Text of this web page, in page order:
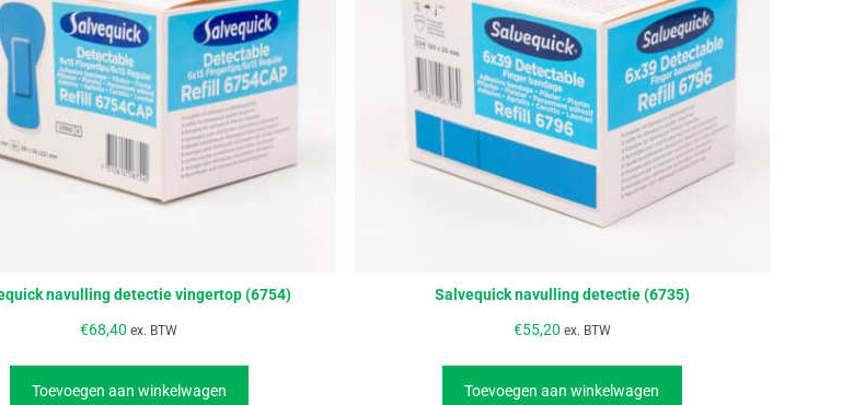
navulling detectie vingertop (6754)
€68,40 ex. BTW
Toevoegen aan winkelwagen
Salvequick navulling detectie (6735)
€55,20 ex. BTW
Toevoegen aan winkelwagen